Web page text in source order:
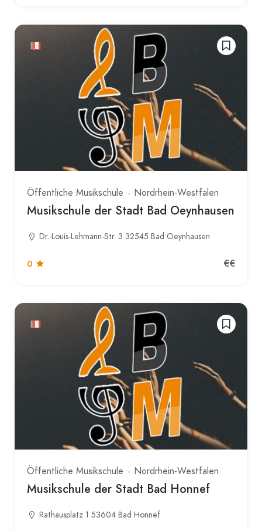
Öffentliche Musikschule Nordrhein-Westfalen
Musikschule der Stadt Bad Oeynhausen
Dr.-Louis-Lehmann-Str. 3 32545 Bad Oeynhausen
0 €€
Öffentliche Musikschule Nordrhein-Westfalen
Musikschule der Stadt Bad Honnef
Rathausplatz 1 53604 Bad Honnef